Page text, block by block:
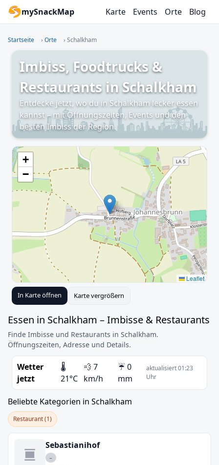
mySnackMap Karte Events Orte Blog
Startseite › Orte › Schalkham
Imbiss, Foodtrucks &
Restaurants in Schalkham
Entdecke jetzt, wo du in Schalkham lecker essen
kannst – mit Öffnungszeiten, Events und den
besten Imbiss der Region.
+
−
Leaflet
In Karte öffnen Karte vergrößern
Essen in Schalkham – Imbisse & Restaurants
Finde Imbisse und Restaurants in Schalkham.
Öffnungszeiten, Adresse und Details.
Wetter
jetzt
🌡️
21°C
💨 7
km/h
☔ 0
mm
aktualisiert 01:23
Uhr
Beliebte Kategorien in Schalkham
Restaurant (1)
Sebastianihof
–